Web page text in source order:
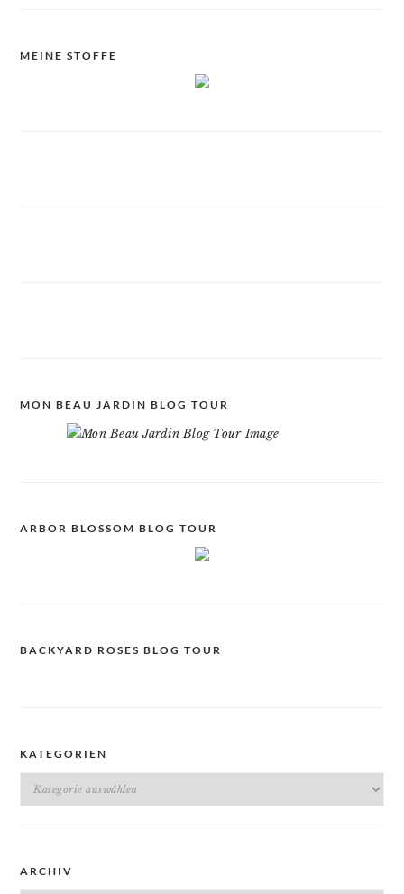
MEINE STOFFE
MON BEAU JARDIN BLOG TOUR
ARBOR BLOSSOM BLOG TOUR
BACKYARD ROSES BLOG TOUR
KATEGORIEN
Kategorien
ARCHIV